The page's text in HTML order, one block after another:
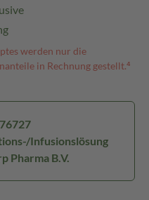
werden nur die
in Rechnung gestellt.⁴
Infusionslösung
Pharma B.V.